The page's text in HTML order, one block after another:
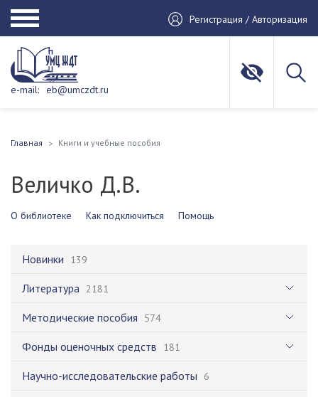
Регистрация / Авторизация
e-mail: eb@umczdt.ru
Главная Книги и учебные пособия
Величко Д.В.
О библиотеке Как подключиться Помощь
Новинки 139
Литература 2181
Методические пособия 574
Фонды оценочных средств 181
Научно-исследовательские работы 6